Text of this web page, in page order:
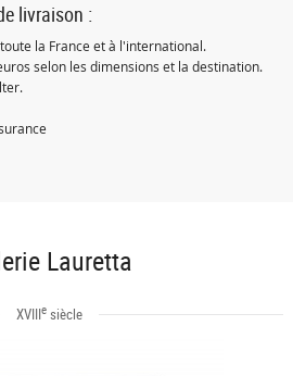
livraison :
la France et à l'international.
selon les dimensions et la destination.
Lauretta
XVIIIe siècle